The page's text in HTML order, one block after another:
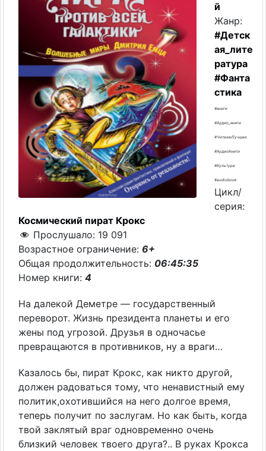
й
Жанр:
#Детск
ая_лите
ратура
#Фанта
стика
#книги
#Аудио_книги
#ЧитаемЛучшее
#АудиоКниги
#Культура
#audiobook
Цикл/
серия:
Космический пират Крокс
Прослушало: 19 091
Возрастное ограничение: 6+
Общая продолжительность: 06:45:35
Номер книги: 4
На далекой Деметре — государственный
переворот. Жизнь президента планеты и его
жены под угрозой. Друзья в одночасье
превращаются в противников, ну а враги…
Казалось бы, пират Крокс, как никто другой,
должен радоваться тому, что ненавистный ему
политик,охотившийся на него долгое время,
теперь получит по заслугам. Но как быть, когда
твой заклятый враг одновременно очень
близкий человек твоего друга?.. В руках Крокса